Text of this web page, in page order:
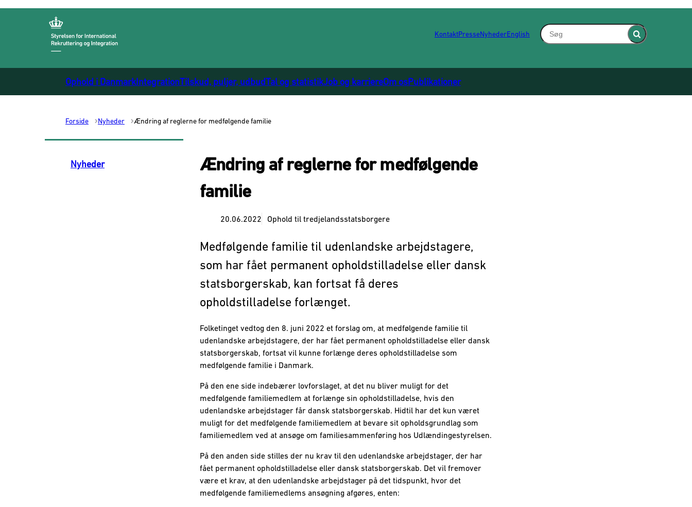
KontaktPresseNyhederEnglish Søg - Indsæt søgeord for at søge på
Fold søgefelt ind
Ophold i DanmarkIntegrationTilskud, puljer, udbudTal og statistikJob og karriereOm osPublikationer
Forside Nyheder Ændring af reglerne for medfølgende familie
Nyheder
Ændring af reglerne for medfølgende
familie
20.06.2022 Ophold til tredjelandsstatsborgere
Medfølgende familie til udenlandske arbejdstagere,
som har fået permanent opholdstilladelse eller dansk
statsborgerskab, kan fortsat få deres
opholdstilladelse forlænget.
Folketinget vedtog den 8. juni 2022 et forslag om, at medfølgende familie til
udenlandske arbejdstagere, der har fået permanent opholdstilladelse eller dansk
statsborgerskab, fortsat vil kunne forlænge deres opholdstilladelse som
medfølgende familie i Danmark.
På den ene side indebærer lovforslaget, at det nu bliver muligt for det
medfølgende familiemedlem at forlænge sin opholdstilladelse, hvis den
udenlandske arbejdstager får dansk statsborgerskab. Hidtil har det kun været
muligt for det medfølgende familiemedlem at bevare sit opholdsgrundlag som
familiemedlem ved at ansøge om familiesammenføring hos Udlændingestyrelsen.
På den anden side stilles der nu krav til den udenlandske arbejdstager, der har
fået permanent opholdstilladelse eller dansk statsborgerskab. Det vil fremover
være et krav, at den udenlandske arbejdstager på det tidspunkt, hvor det
medfølgende familiemedlems ansøgning afgøres, enten: